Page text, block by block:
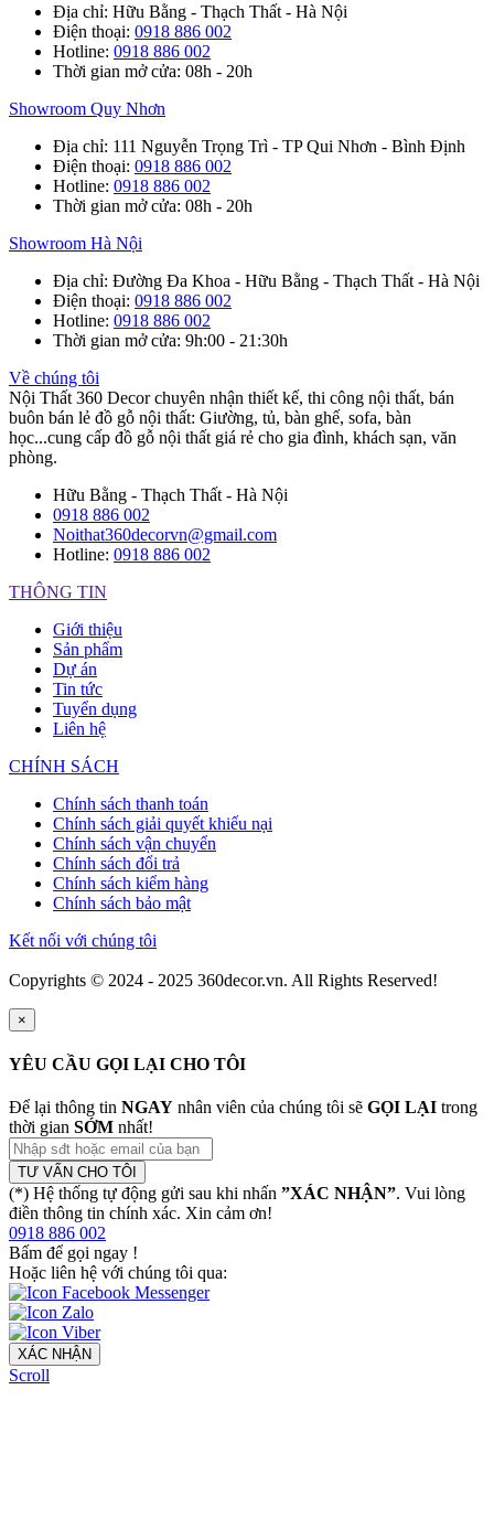
Địa chỉ: Hữu Bằng - Thạch Thất - Hà Nội
Điện thoại: 0918 886 002
Hotline: 0918 886 002
Thời gian mở cửa: 08h - 20h
Showroom Quy Nhơn
Địa chỉ: 111 Nguyễn Trọng Trì - TP Qui Nhơn - Bình Định
Điện thoại: 0918 886 002
Hotline: 0918 886 002
Thời gian mở cửa: 08h - 20h
Showroom Hà Nội
Địa chỉ: Đường Đa Khoa - Hữu Bằng - Thạch Thất - Hà Nội
Điện thoại: 0918 886 002
Hotline: 0918 886 002
Thời gian mở cửa: 9h:00 - 21:30h
Về chúng tôi
Nội Thất 360 Decor chuyên nhận thiết kế, thi công nội thất, bán
buôn bán lẻ đồ gỗ nội thất: Giường, tủ, bàn ghế, sofa, bàn
học...cung cấp đồ gỗ nội thất giá rẻ cho gia đình, khách sạn, văn
phòng.
Hữu Bằng - Thạch Thất - Hà Nội
0918 886 002
Noithat360decorvn@gmail.com
Hotline: 0918 886 002
THÔNG TIN
Giới thiệu
Sản phẩm
Dự án
Tin tức
Tuyển dụng
Liên hệ
CHÍNH SÁCH
Chính sách thanh toán
Chính sách giải quyết khiếu nại
Chính sách vận chuyển
Chính sách đổi trả
Chính sách kiểm hàng
Chính sách bảo mật
Kết nối với chúng tôi
Copyrights © 2024 - 2025 360decor.vn. All Rights Reserved!
×
YÊU CẦU GỌI LẠI CHO TÔI
Để lại thông tin NGAY nhân viên của chúng tôi sẽ GỌI LẠI trong
thời gian SỚM nhất!
TƯ VẤN CHO TÔI
(*) Hệ thống tự động gửi sau khi nhấn ”XÁC NHẬN”. Vui lòng
điền thông tin chính xác. Xin cảm ơn!
0918 886 002
Bấm để gọi ngay !
Hoặc liên hệ với chúng tôi qua:
XÁC NHẬN
Scroll